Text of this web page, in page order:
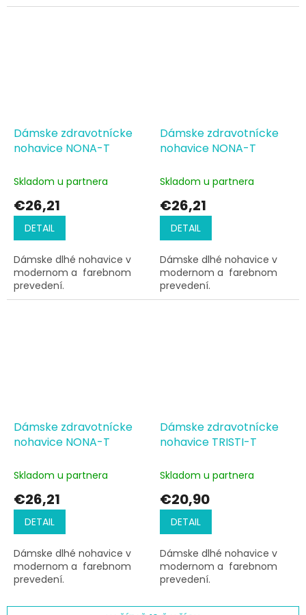
Dámske zdravotnícke
nohavice NONA-T
Skladom u partnera
€26,21
DETAIL
Dámske dlhé nohavice v
modernom a farebnom
prevedení.
Dámske zdravotnícke
nohavice NONA-T
Skladom u partnera
€26,21
DETAIL
Dámske dlhé nohavice v
modernom a farebnom
prevedení.
Dámske zdravotnícke
nohavice NONA-T
Skladom u partnera
€26,21
DETAIL
Dámske dlhé nohavice v
modernom a farebnom
prevedení.
Dámske zdravotnícke
nohavice TRISTI-T
Skladom u partnera
€20,90
DETAIL
Dámske dlhé nohavice v
modernom a farebnom
prevedení.